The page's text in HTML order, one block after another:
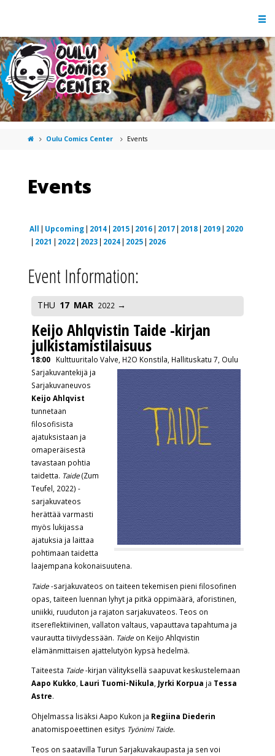
Oulu Comics Center Events
Events
All Upcoming 2014 2015 2016 2017 2018 2019
2020
2021
2022 2023 2024 2025 2026
Event Information:
THU 17 MAR 2022
Keijo Ahlqvistin Taide -kirjan
julkistamistilaisuus
18:00
Kulttuuritalo Valve, H2O Konstila, Hallituskatu 7, Oulu
Sarjakuvantekijä ja
Sarjakuvaneuvos
Keijo Ahlqvist
tunnetaan
filosofisista
ajatuksistaan ja
omaperäisestä
tavastaan pohtia
taidetta. Taide(Zum
Teufel, 2022) -
sarjakuvateos
herättää varmasti
myös lukijassa
ajatuksia ja laittaa
pohtimaan taidetta
laajempana kokonaisuutena.
Taide-sarjakuvateos on taiteen tekemisen pieni filosofinen
opas, taiteen luennan lyhyt ja pitkä oppimäärä, aforistinen,
uniikki, ruuduton ja rajaton sarjakuvateos. Teos on
itsereflektiivinen, vallaton valtaus, vapauttava tapahtuma ja
vaurautta tiiviydessään. Taideon Keijo Ahlqvistin
elämänmittaisen ajattelutyön kypsä hedelmä.
Taiteesta Taide-kirjan välityksellä saapuvat keskustelemaan
Aapo Kukko, Lauri Tuomi-Nikula, Jyrki Korpua ja Tessa
Astre.
Ohjelmassa lisäksi Aapo Kukon ja Regiina Diederin
anatomispoeettinen esitys Työnimi Taide.
Teos on saatavilla Turun Sarjakuvakaupasta ja sen voi